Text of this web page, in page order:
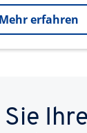
Mehr erfahren